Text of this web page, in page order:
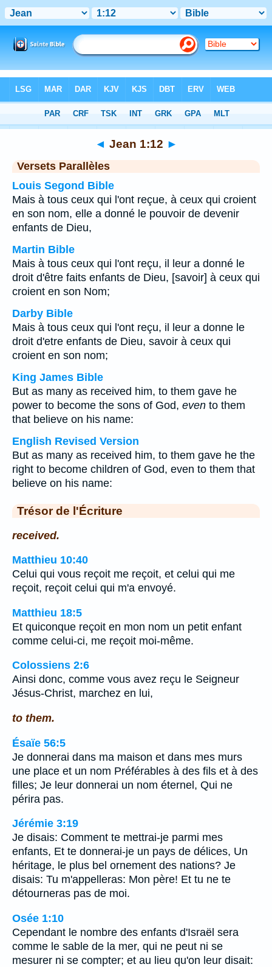
Chapitre 1> Verset 12
◄ Jean 1:12 ►
Versets Parallèles
Louis Segond Bible
Mais à tous ceux qui l'ont reçue, à ceux qui croient
en son nom, elle a donné le pouvoir de devenir
enfants de Dieu,
Martin Bible
Mais à tous ceux qui l'ont reçu, il leur a donné le
droit d'être faits enfants de Dieu, [savoir] à ceux qui
croient en son Nom;
Darby Bible
Mais à tous ceux qui l'ont reçu, il leur a donne le
droit d'etre enfants de Dieu, savoir à ceux qui
croient en son nom;
King James Bible
But as many as received him, to them gave he
power to become the sons of God, even to them
that believe on his name:
English Revised Version
But as many as received him, to them gave he the
right to become children of God, even to them that
believe on his name:
Trésor de l'Écriture
received.
Matthieu 10:40
Celui qui vous reçoit me reçoit, et celui qui me
reçoit, reçoit celui qui m'a envoyé.
Matthieu 18:5
Et quiconque reçoit en mon nom un petit enfant
comme celui-ci, me reçoit moi-même.
Colossiens 2:6
Ainsi donc, comme vous avez reçu le Seigneur
Jésus-Christ, marchez en lui,
to them.
Ésaïe 56:5
Je donnerai dans ma maison et dans mes murs
une place et un nom Préférables à des fils et à des
filles; Je leur donnerai un nom éternel, Qui ne
périra pas.
Jérémie 3:19
Je disais: Comment te mettrai-je parmi mes
enfants, Et te donnerai-je un pays de délices, Un
héritage, le plus bel ornement des nations? Je
disais: Tu m'appelleras: Mon père! Et tu ne te
détourneras pas de moi.
Osée 1:10
Cependant le nombre des enfants d'Israël sera
comme le sable de la mer, qui ne peut ni se
mesurer ni se compter; et au lieu qu'on leur disait: